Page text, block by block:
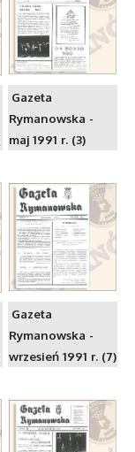
Gazeta
Rymanowska -
maj 1991 r. (3)
Gazeta
Rymanowska -
wrzesień 1991 r. (7)